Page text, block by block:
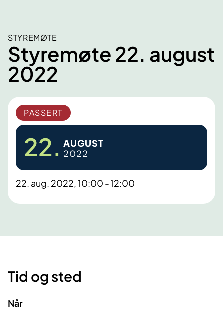
STYREMØTE
Styremøte 22. august
2022
PASSERT
22. AUGUST
2022
22. aug. 2022, 10:00 - 12:00
Tid og sted
Når